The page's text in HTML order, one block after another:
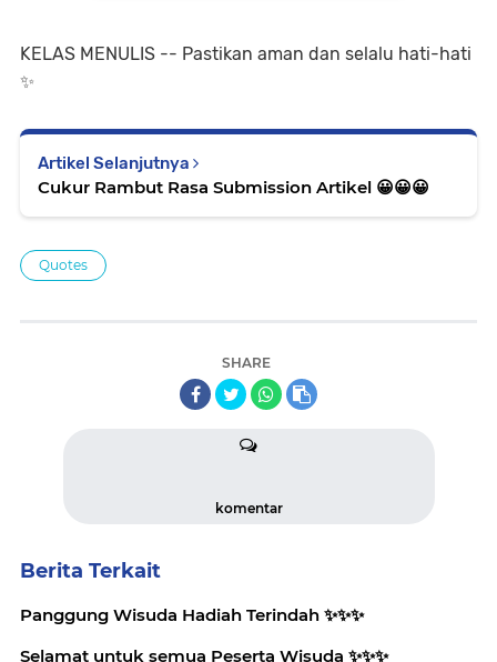
KELAS MENULIS -- Pastikan aman dan selalu hati-hati
✨️
Artikel Selanjutnya
Cukur Rambut Rasa Submission Artikel 😀😀😀
Quotes
SHARE
komentar
Berita Terkait
Panggung Wisuda Hadiah Terindah ✨️✨️✨️
Selamat untuk semua Peserta Wisuda ✨️✨️✨️